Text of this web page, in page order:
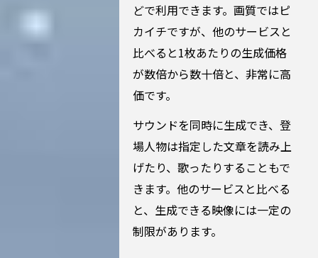
どで利用できます。画質ではピ
カイチですが、他のサービスと
比べると1枚あたりの生成価格
が数倍から数十倍と、非常に高
価です。
サウンドを同時に生成でき、登
場人物は指定した文章を読み上
げたり、歌ったりすることもで
きます。他のサービスと比べる
と、生成できる映像には一定の
制限があります。